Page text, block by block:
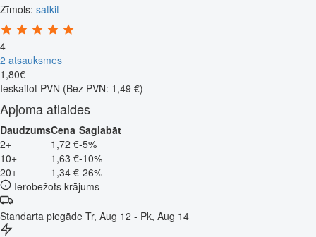
Zīmols: satkit
4
2 atsauksmes
1 ,80€
Ieskaitot PVN (Bez PVN: 1,49 €)
Apjoma atlaides
DaudzumsCena Saglabāt
2+
1,72 €-5%
10+
1,63 €-10%
20+
1,34 €-26%
Ierobežots krājums
Standarta piegāde Tr, Aug 12 - Pk, Aug 14